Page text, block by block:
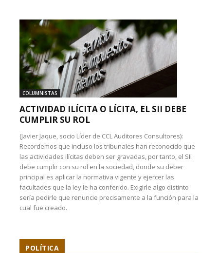
COLUMNISTAS
ACTIVIDAD ILÍCITA O LÍCITA, EL SII DEBE
CUMPLIR SU ROL
(Javier Jaque, socio Líder de CCL Auditores Consultores):
Recordemos que incluso los tribunales han reconocido que
las actividades ilícitas deben ser gravadas, por tanto, el SII
debe cumplir con su rol en la sociedad, donde su deber
principal es aplicar la normativa vigente y ejercer las
facultades que la ley le ha conferido. Exigirle algo distinto
sería pedirle que renuncie precisamente a la función para la
cual fue creado.
POLÍTICA